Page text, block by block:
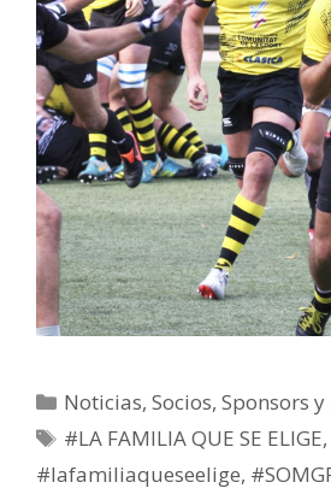
Noticias,Socios,Sponsors
#LA FAMILIA QUE SE ELIGE,
#lafamiliaqueseelige,